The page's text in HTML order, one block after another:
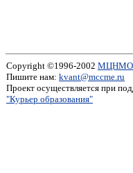
Copyright ©1996-2002 МЦНМО
Пишите нам: kvant@mccme.ru
Проект осуществляется при
"Курьер образования"